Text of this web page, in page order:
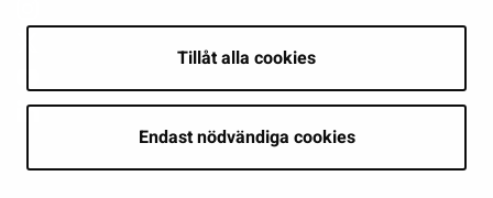
Tillåt alla cookies
Endast nödvändiga cookies